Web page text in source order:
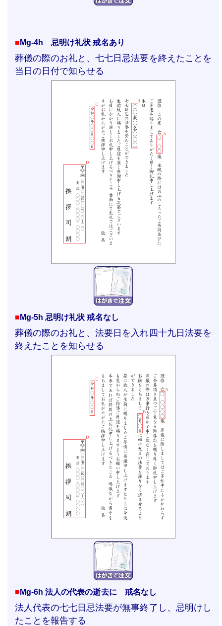
■ Mg-4h 忌明け礼状 戒名あり
葬儀の際のお礼と、七七日忌法要を終えたことを
当日の日付で知らせる
■ Mg-5h 忌明け礼状 戒名なし
葬儀の際のお礼と、法要日を入れ四十九日法要を
終えたことを知らせる
■ Mg-6h 法人の代表の逝去に 戒名なし
法人代表の七七日忌法要が無事終了し、忌明けし
たことを報告する